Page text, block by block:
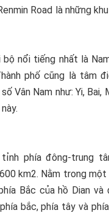
Road là những
bộ nổi tiếng nhất là
phố cũng là tâm
Vân Nam như: Yi, Bai,
phía đông-trung
km2. Nằm trong
Bắc của hồ Dian và
bắc, phía tây và